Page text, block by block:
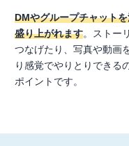
DMやグループチャット
盛り上がれます。ストー
つなげたり、写真や動画
り感覚でやりとりできる
ポイントです。